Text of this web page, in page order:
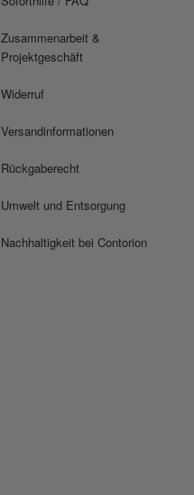
Zusammenarbeit &
Projektgeschäft
Widerruf
Versandinformationen
Rückgaberecht
Umwelt und Entsorgung
Nachhaltigkeit bei Contorion